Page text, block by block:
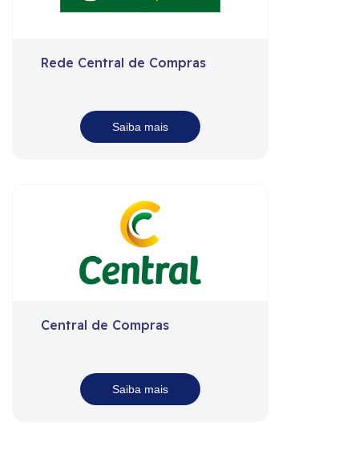
Rede Central de Compras
Saiba mais
Central de Compras
Saiba mais